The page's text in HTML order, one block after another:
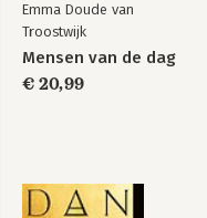
Emma Doude van
Troostwijk
Mensen van de dag
€ 20,99